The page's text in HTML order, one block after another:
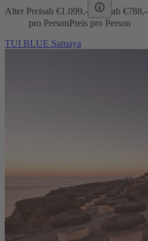
Alter Preisab €1.099,- ab €788,-
pro PersonPreis pro Person
TUI BLUE Samaya